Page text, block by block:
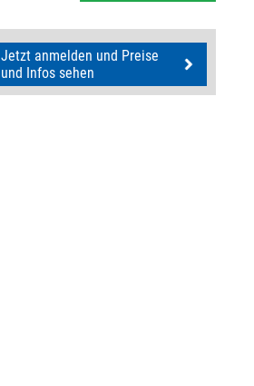
Jetzt anmelden und Preise
und Infos sehen